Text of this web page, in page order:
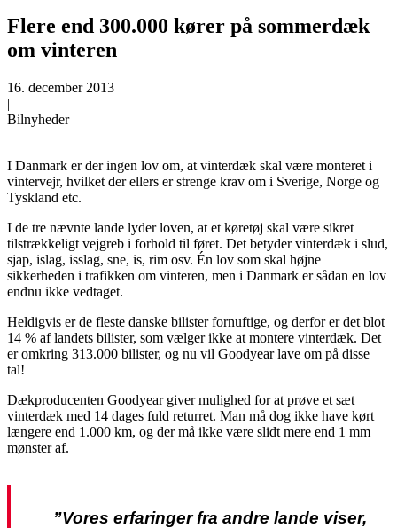
Flere end 300.000 kører på sommerdæk
om vinteren
16. december 2013
|
Bilnyheder
I Danmark er der ingen lov om, at vinterdæk skal være monteret i
vintervejr, hvilket der ellers er strenge krav om i Sverige, Norge og
Tyskland etc.
I de tre nævnte lande lyder loven, at et køretøj skal være sikret
tilstrækkeligt vejgreb i forhold til føret. Det betyder vinterdæk i slud,
sjap, islag, isslag, sne, is, rim osv. Én lov som skal højne
sikkerheden i trafikken om vinteren, men i Danmark er sådan en lov
endnu ikke vedtaget.
Heldigvis er de fleste danske bilister fornuftige, og derfor er det blot
14 % af landets bilister, som vælger ikke at montere vinterdæk. Det
er omkring 313.000 bilister, og nu vil Goodyear lave om på disse
tal!
Dækproducenten Goodyear giver mulighed for at prøve et sæt
vinterdæk med 14 dages fuld returret. Man må dog ikke have kørt
længere end 1.000 km, og der må ikke være slidt mere end 1 mm
mønster af.
”Vores erfaringer fra andre lande viser,